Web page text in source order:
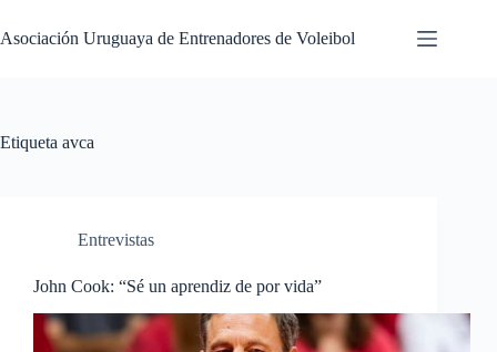
al
contenido
Asociación Uruguaya de Entrenadores de Voleibol
Etiqueta avca
Entrevistas
John Cook: “Sé un aprendiz de por vida”